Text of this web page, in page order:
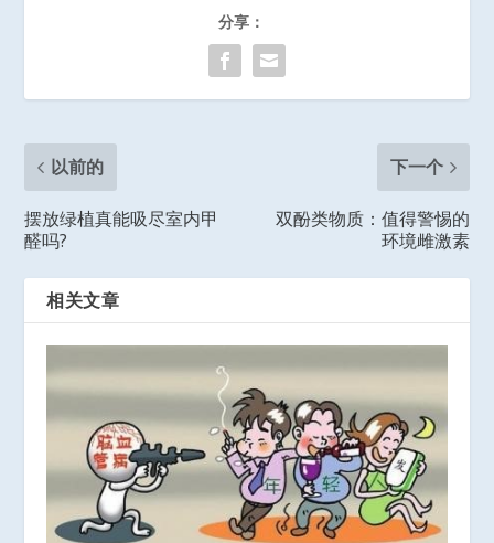
分享：
以前的
摆放绿植真能吸尽室内甲
醛吗?
下一个
双酚类物质：值得警惕的
环境雌激素
相关文章